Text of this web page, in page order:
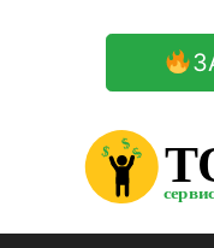
$
$
$